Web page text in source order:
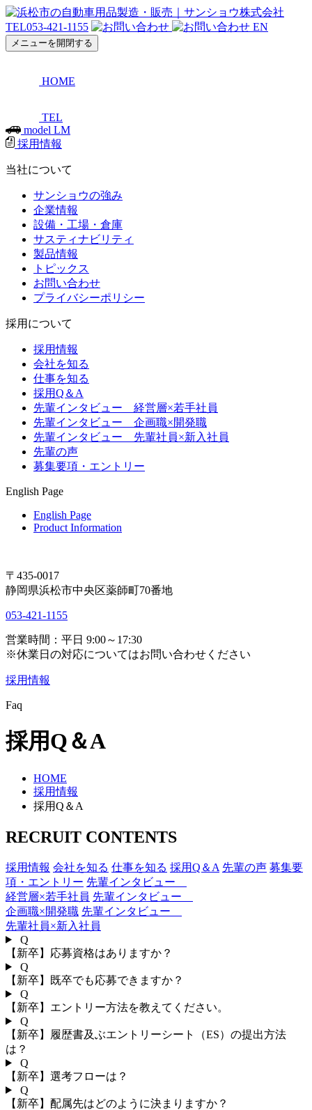
TEL053-421-1155 EN
メニューを開閉する
HOME
TEL
model LM
採用情報
当社について
サンショウの強み
企業情報
設備・工場・倉庫
サスティナビリティ
製品情報
トピックス
お問い合わせ
プライバシーポリシー
採用について
採用情報
会社を知る
仕事を知る
採用Q＆A
先輩インタビュー 経営層×若手社員
先輩インタビュー 企画職×開発職
先輩インタビュー 先輩社員×新入社員
先輩の声
募集要項・エントリー
English Page
English Page
Product Information
〒435-0017
静岡県浜松市中央区薬師町70番地
053-421-1155
営業時間：平日 9:00～17:30
※休業日の対応についてはお問い合わせください
採用情報
Faq
採用Q＆A
HOME
採用情報
採用Q＆A
RECRUIT CONTENTS
採用情報 会社を知る 仕事を知る 採用Q＆A 先輩の声 募集要
項・エントリー 先輩インタビュー
経営層×若手社員 先輩インタビュー
企画職×開発職 先輩インタビュー
先輩社員×新入社員
Q
【新卒】応募資格はありますか？
Q
【新卒】既卒でも応募できますか？
Q
【新卒】エントリー方法を教えてください。
Q
【新卒】履歴書及ぶエントリーシート（ES）の提出方法
は？
Q
【新卒】選考フローは？
Q
【新卒】配属先はどのように決まりますか？